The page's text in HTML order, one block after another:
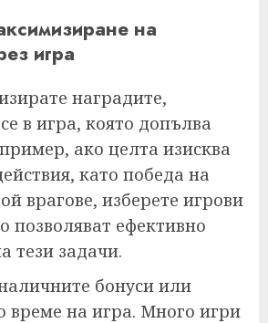
на
игра
наградите,
в игра, която допълва
ако целта изисква
като победа на
врагове, изберете игрови
позволяват ефективно
тези задачи.
бонуси или
време на игра. Много игри